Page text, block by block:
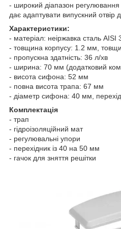
- широкий діапазон
дає адаптувати випускний отвір
Характеристики:
- матеріал: неіржавка сталь AISI
- товщина корпусу: 1.2 мм,
- пропускна здатність: 36 л/хв
- ширина: 70 мм (додатковий
- висота сифона: 52 мм
- повна висота трапа: 67 мм
- діаметр сифона: 40 мм,
Комплектація
- трап
- гідроізоляційний мат
- регулювальні упори
- перехідник із 40 на 50 мм
- гачок для зняття решітки